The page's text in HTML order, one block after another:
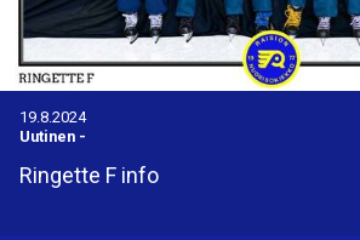
19.8.2024
Uutinen -
Ringette F info